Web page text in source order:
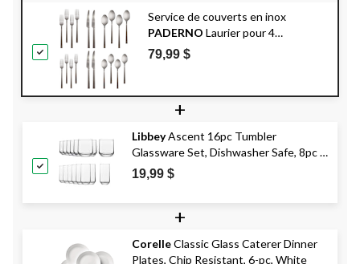
Service de couverts en inox
PADERNO Laurier pour 4
personnes, 20 pièces
79,99 $
+
LibbeyAscent 16pc Tumbler
Glassware Set, Dishwasher Safe, 8pc x
13.3-oz and 8pc x 16-oz
19,99 $
+
CorelleClassic Glass Caterer Dinner
Plates, Chip Resistant, 6-pc, White